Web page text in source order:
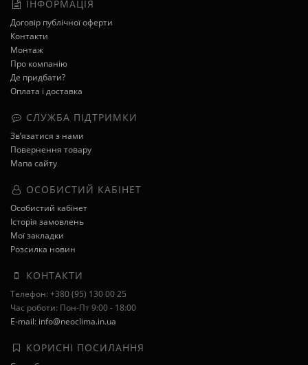
ІНФОРМАЦІЯ
Договір публічної оферти
Контакти
Монтаж
Про компанію
Де придбати?
Оплата і доставка
СЛУЖБА ПІДТРИМКИ
Зв’язатися з нами
Повернення товару
Мапа сайту
ОСОБИСТИЙ КАБІНЕТ
Особистий кабінет
Історія замовлень
Мої закладки
Розсилка новин
КОНТАКТИ
Телефон: +380 (95) 130 00 25
Час роботи: Пон-Пт 9:00 - 18:00
E-mail: info@neoclima.in.ua
КОРИСНІ ПОСИЛАННЯ